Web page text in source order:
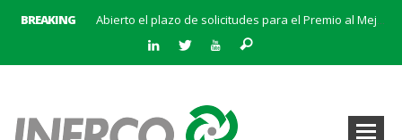
BREAKING
Abierto el plazo de solicitudes para el Premio al Mejor Trabajo de la Cátedra INERCO 2024